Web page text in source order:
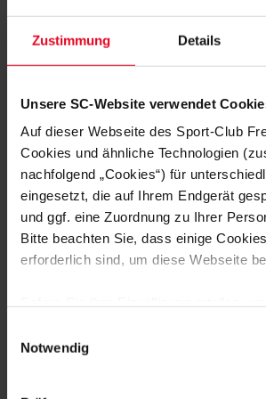
Zustimmung Details
Unsere SC-Website verwendet
Auf dieser Webseite des Sport-Club
Cookies und ähnliche Technologien
nachfolgend „Cookies“) für
eingesetzt, die auf Ihrem Endgerät
und ggf. eine Zuordnung zu Ihrer
Bitte beachten Sie, dass einige
erforderlich sind, um diese Webseite
Daten von Ihnen (z.B. persönlichen
IP-Adressen) verarbeitet werden.
Notwendig
DAS "HEIMSPIEL"